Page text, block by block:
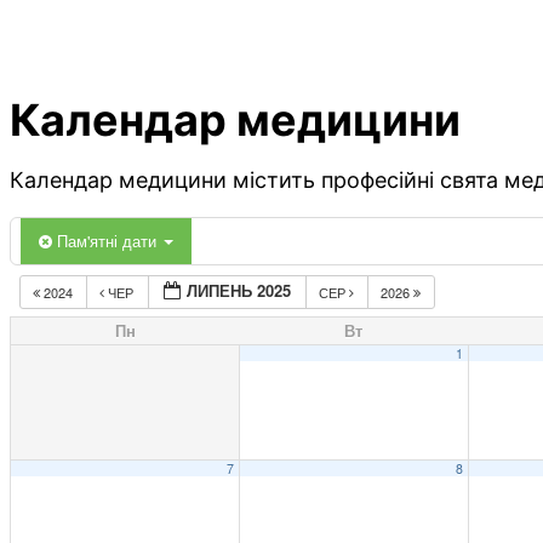
Календар медицини
Календар медицини містить професійні свята
Пам'ятні дати
2024 ЧЕР ЛИПЕНЬ 2025 СЕР 2026
Пн Вт
1
7 8